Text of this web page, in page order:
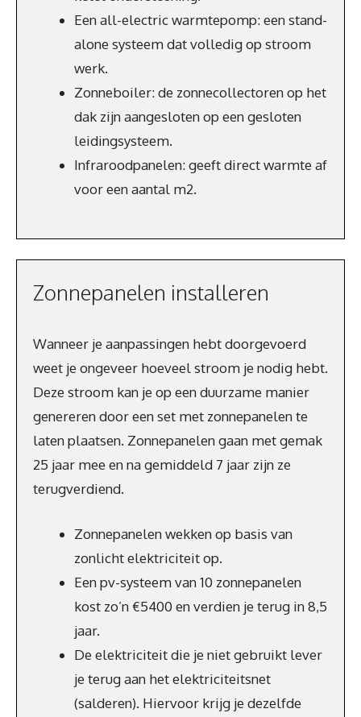
Een all-electric warmtepomp: een stand-
alone systeem dat volledig op stroom
werk.
Zonneboiler: de zonnecollectoren op het
dak zijn aangesloten op een gesloten
leidingsysteem.
Infraroodpanelen: geeft direct warmte af
voor een aantal m2.
Zonnepanelen installeren
Wanneer je aanpassingen hebt doorgevoerd
weet je ongeveer hoeveel stroom je nodig hebt.
Deze stroom kan je op een duurzame manier
genereren door een set met zonnepanelen te
laten plaatsen. Zonnepanelen gaan met gemak
25 jaar mee en na gemiddeld 7 jaar zijn ze
terugverdiend.
Zonnepanelen wekken op basis van
zonlicht elektriciteit op.
Een pv-systeem van 10 zonnepanelen
kost zo’n €5400 en verdien je terug in 8,5
jaar.
De elektriciteit die je niet gebruikt lever
je terug aan het elektriciteitsnet
(salderen). Hiervoor krijg je dezelfde